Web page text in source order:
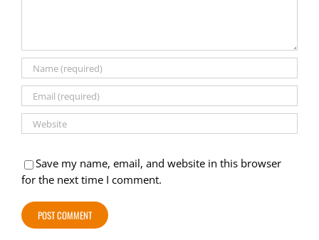
Save my name, email, and website in this browser
for the next time I comment.